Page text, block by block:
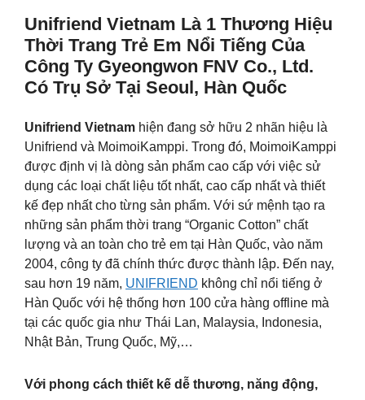
Unifriend Vietnam Là 1 Thương Hiệu
Thời Trang Trẻ Em Nổi Tiếng Của
Công Ty Gyeongwon FNV Co., Ltd.
Có Trụ Sở Tại Seoul, Hàn Quốc
Unifriend Vietnam hiện đang sở hữu 2 nhãn hiệu là
Unifriend và MoimoiKamppi. Trong đó, MoimoiKamppi
được định vị là dòng sản phẩm cao cấp với việc sử
dụng các loại chất liệu tốt nhất, cao cấp nhất và thiết
kế đẹp nhất cho từng sản phẩm. Với sứ mệnh tạo ra
những sản phẩm thời trang “Organic Cotton” chất
lượng và an toàn cho trẻ em tại Hàn Quốc, vào năm
2004, công ty đã chính thức được thành lập. Đến nay,
sau hơn 19 năm, UNIFRIEND không chỉ nổi tiếng ở
Hàn Quốc với hệ thống hơn 100 cửa hàng offline mà
tại các quốc gia như Thái Lan, Malaysia, Indonesia,
Nhật Bản, Trung Quốc, Mỹ,…
Với phong cách thiết kế dễ thương, năng động,